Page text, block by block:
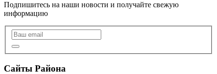
Подпишитесь на наши новости и получайте свежую
информацию
Сайты Района